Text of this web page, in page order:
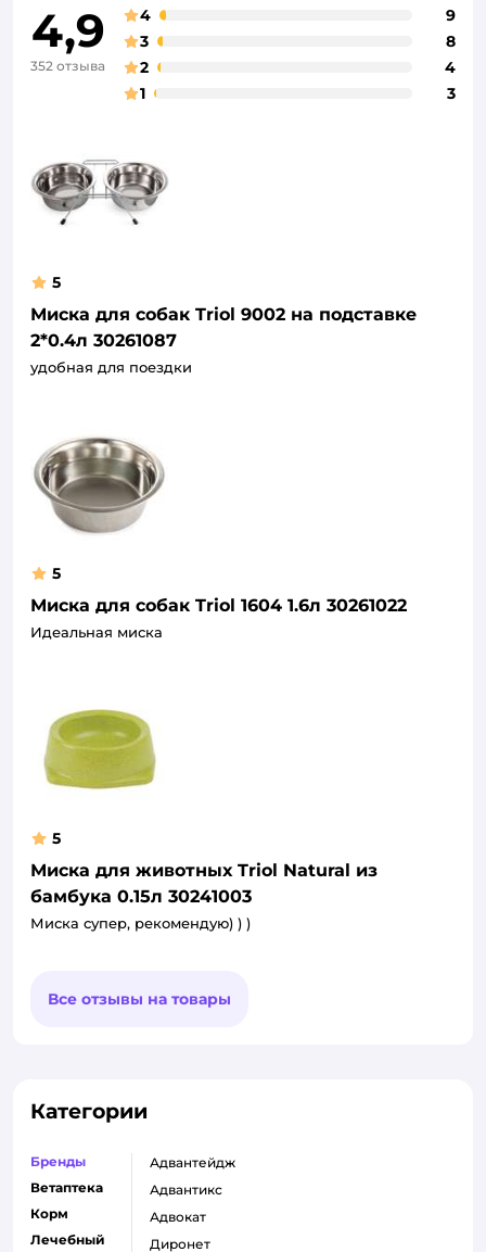
4,9
352 отзыва
4
9
3
8
2
4
1
3
5
Миска для собак Triol 9002 на подставке
2*0.4л 30261087
удобная для поездки
5
Миска для собак Triol 1604 1.6л 30261022
Идеальная миска
5
Миска для животных Triol Natural из
бамбука 0.15л 30241003
Миска супер, рекомендую) ) )
Все отзывы на товары
Категории
Бренды
Ветаптека
Корм
Лечебный
адвантейдж
адвантикс
адвокат
диронет